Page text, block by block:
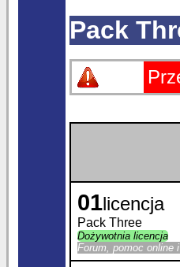
Pack
01licencja
Pack Three
Dożywotnia licencja
Forum, pomoc online